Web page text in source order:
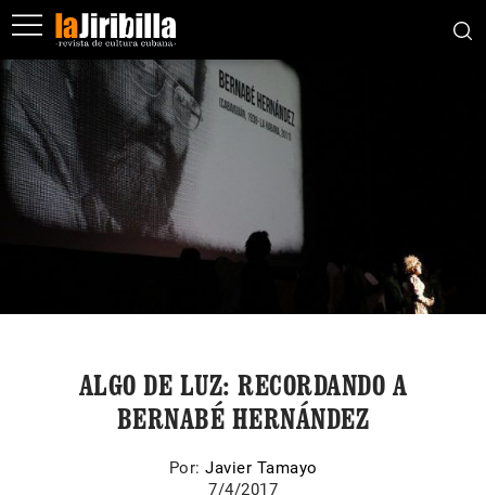
ALGO DE LUZ: RECORDANDO A
BERNABÉ HERNÁNDEZ
Por: Javier Tamayo
7/4/2017